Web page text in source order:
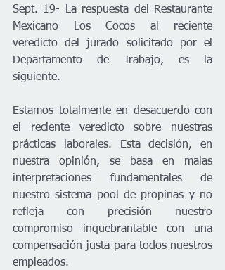
Sept. 19- La respuesta del Restaurante
Mexicano Los Cocos al reciente
veredicto del jurado solicitado por el
Departamento de Trabajo, es la
siguiente.
Estamos totalmente en desacuerdo con
el reciente veredicto sobre nuestras
prácticas laborales. Esta decisión, en
nuestra opinión, se basa en malas
interpretaciones fundamentales de
nuestro sistema pool de propinas y no
refleja con precisión nuestro
compromiso inquebrantable con una
compensación justa para todos nuestros
empleados.